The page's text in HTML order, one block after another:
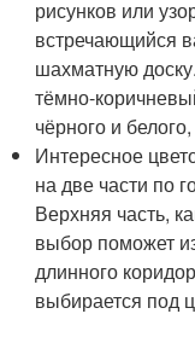
рисунков или
встречающийся
шахматную
тёмно-
чёрного и
Интересное
на две части по
Верхняя часть,
выбор поможет
длинного
выбирается под